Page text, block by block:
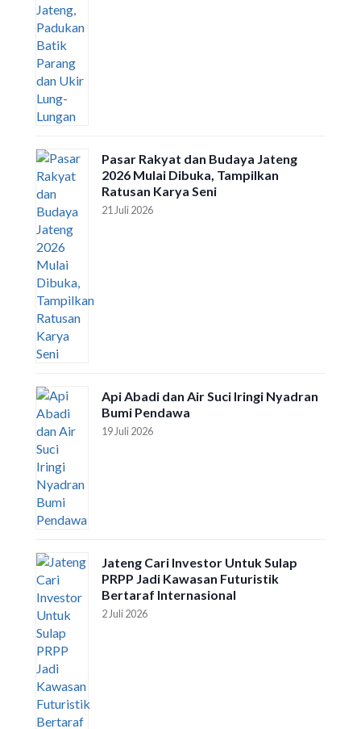
Pasar Rakyat dan Budaya Jateng
2026 Mulai Dibuka, Tampilkan
Ratusan Karya Seni
21 Juli 2026
Api Abadi dan Air Suci Iringi Nyadran
Bumi Pendawa
19 Juli 2026
Jateng Cari Investor Untuk Sulap
PRPP Jadi Kawasan Futuristik
Bertaraf Internasional
2 Juli 2026